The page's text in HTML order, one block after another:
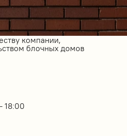
компании,
блочных домов
18:00